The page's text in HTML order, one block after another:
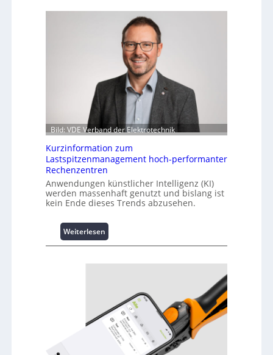
Bild: VDE Verband der Elektrotechnik
Kurzinformation zum
Lastspitzenmanagement hoch-performanter
Rechenzentren
Anwendungen künstlicher Intelligenz (KI)
werden massenhaft genutzt und bislang ist
kein Ende dieses Trends abzusehen.
Weiterlesen:
K
r
f